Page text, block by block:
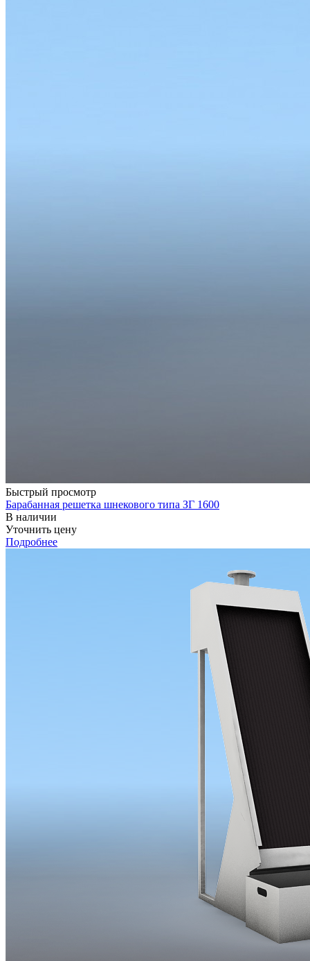
Быстрый просмотр
Барабанная решетка шнекового типа ЗГ 1600
В наличии
Уточнить цену
Подробнее